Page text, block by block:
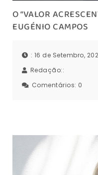
O “VALOR
EUGÉNIO CAMPOS
: 16 de Setembro,
Redação::
Comentários: 0